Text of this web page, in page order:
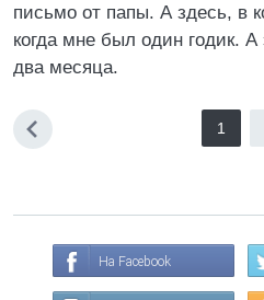
письмо от папы. А здесь, в
когда мне был один годик.
два месяца.
1
На Facebook